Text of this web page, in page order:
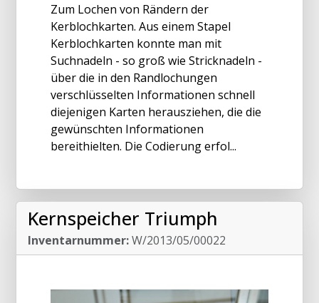
Zum Lochen von Rändern der
Kerblochkarten. Aus einem Stapel
Kerblochkarten konnte man mit
Suchnadeln - so groß wie Stricknadeln -
über die in den Randlochungen
verschlüsselten Informationen schnell
diejenigen Karten herausziehen, die die
gewünschten Informationen
bereithielten. Die Codierung erfol...
Kernspeicher Triumph
Inventarnummer:W/2013/05/00022